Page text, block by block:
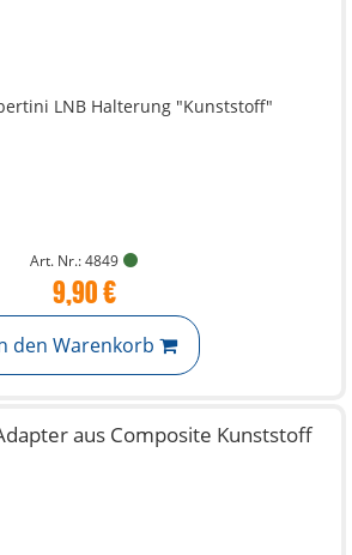
Art. Nr.: 4849
9,90 €
den Warenkorb
aus Composite Kunststoff